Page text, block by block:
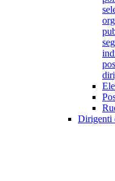
Dirigenti